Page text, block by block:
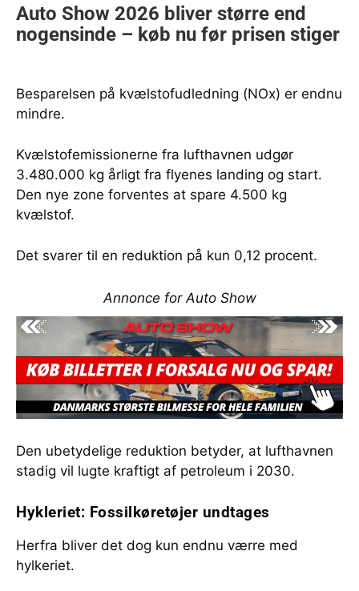
Besparelsen på kvælstofudledning (NOx) er endnu
mindre.
Kvælstofemissionerne fra lufthavnen udgør
3.480.000 kg årligt fra flyenes landing og start.
Den nye zone forventes at spare 4.500 kg
kvælstof.
Det svarer til en reduktion på kun 0,12 procent.
Annonce for Auto Show
Den ubetydelige reduktion betyder, at lufthavnen
stadig vil lugte kraftigt af petroleum i 2030.
Hykleriet: Fossilkøretøjer undtages
Herfra bliver det dog kun endnu værre med
hylkeriet.